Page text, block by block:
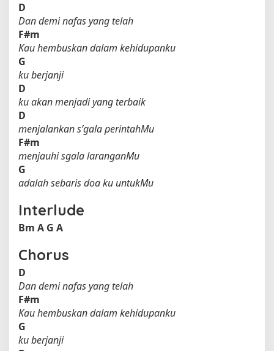
D
Dan demi nafas yang telah
F#m
Kau hembuskan dalam kehidupanku
G
ku berjanji
D
ku akan menjadi yang terbaik
D
menjalankan s’gala perintahMu
F#m
menjauhi sgala laranganMu
G
adalah sebaris doa ku untukMu
Interlude
Bm A G A
Chorus
D
Dan demi nafas yang telah
F#m
Kau hembuskan dalam kehidupanku
G
ku berjanji